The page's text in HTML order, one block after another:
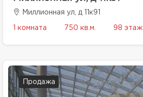
Миллионная ул, д 11к91
1 комната 750 кв.м. 98 этаж
Продажа